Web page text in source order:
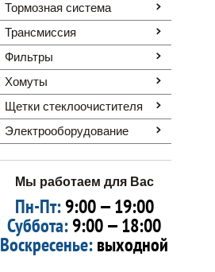
Тормозная система
Трансмиссия
Фильтры
Хомуты
Щетки стеклоочистителя
Электрооборудование
Мы работаем для Вас
Пн-Пт:9:00 — 19:00
Суббота:9:00 — 18:00
Воскресенье:выходной